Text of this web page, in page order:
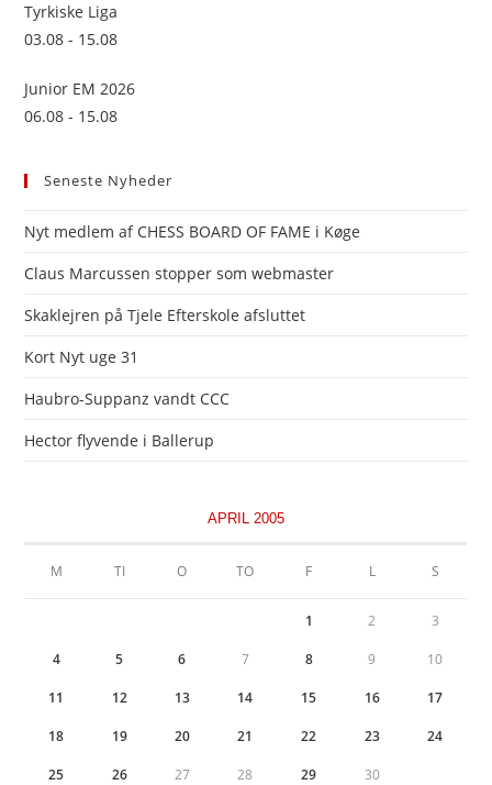
Tyrkiske Liga
03.08 - 15.08
Junior EM 2026
06.08 - 15.08
Seneste Nyheder
Nyt medlem af CHESS BOARD OF FAME i Køge
Claus Marcussen stopper som webmaster
Skaklejren på Tjele Efterskole afsluttet
Kort Nyt uge 31
Haubro-Suppanz vandt CCC
Hector flyvende i Ballerup
APRIL 2005
M TI O TO F L S
1 2 3
4 5 6 7 8 9 10
11 12 13 14 15 16 17
18 19 20 21 22 23 24
25 26 27 28 29 30